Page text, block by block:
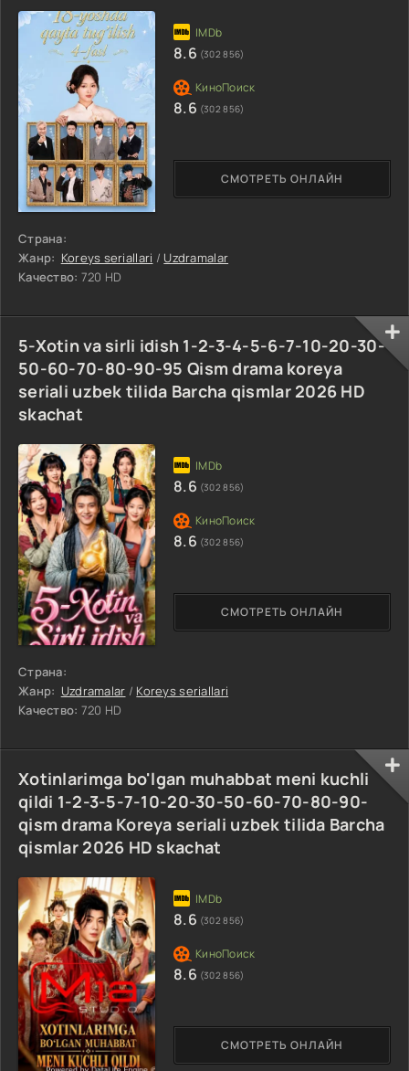
Страна:
Жанр: Koreys seriallari / Uzdramalar
Качество: 720 HD
СМОТРЕТЬ ОНЛАЙН
8.6 (302 856)
8.6 (302 856)
5-Xotin va sirli idish 1-2-3-4-5-6-7-10-20-30-
50-60-70-80-90-95 Qism drama koreya
seriali uzbek tilida Barcha qismlar 2026 HD
skachat
Страна:
Жанр: Uzdramalar / Koreys seriallari
Качество: 720 HD
СМОТРЕТЬ ОНЛАЙН
8.6 (302 856)
8.6 (302 856)
Xotinlarimga bo'lgan muhabbat meni kuchli
qildi 1-2-3-5-7-10-20-30-50-60-70-80-90-
qism drama Koreya seriali uzbek tilida Barcha
qismlar 2026 HD skachat
СМОТРЕТЬ ОНЛАЙН
8.6 (302 856)
8.6 (302 856)